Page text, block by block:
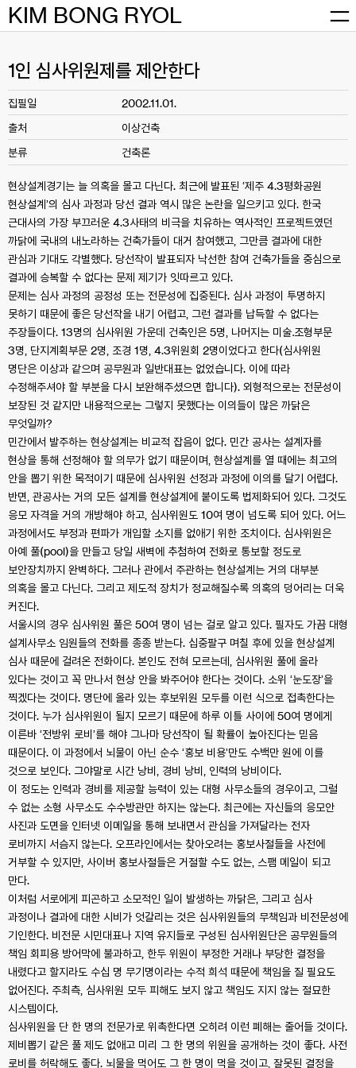
SkipKIM BONG RYOL
1인 심사위원제를 제안한다
집필일
2002.11.01.
출처
이상건축
분류
건축론
현상설계경기는 늘 의혹을 몰고 다닌다. 최근에 발표된 ‘제주 4.3평화공원
현상설계’의 심사 과정과 당선 결과 역시 많은 논란을 일으키고 있다. 한국
근대사의 가장 부끄러운 4.3사태의 비극을 치유하는 역사적인 프로젝트였던
까닭에 국내의 내노라하는 건축가들이 대거 참여했고, 그만큼 결과에 대한
관심과 기대도 각별했다. 당선작이 발표되자 낙선한 참여 건축가들을 중심으로
결과에 승복할 수 없다는 문제 제기가 잇따르고 있다.
문제는 심사 과정의 공정성 또는 전문성에 집중된다. 심사 과정이 투명하지
못하기 때문에 좋은 당선작을 내기 어렵고, 그런 결과를 납득할 수 없다는
주장들이다. 13명의 심사위원 가운데 건축인은 5명, 나머지는 미술․조형부문
3명, 단지계획부문 2명, 조경 1명, 4.3위원회 2명이었다고 한다(심사위원
명단은 이상과 같으며 공무원과 일반대표는 없었습니다. 이에 따라
수정해주셔야 할 부분을 다시 보완해주셨으면 합니다). 외형적으로는 전문성이
보장된 것 같지만 내용적으로는 그렇지 못했다는 이의들이 많은 까닭은
무엇일까?
민간에서 발주하는 현상설계는 비교적 잡음이 없다. 민간 공사는 설계자를
현상을 통해 선정해야 할 의무가 없기 때문이며, 현상설계를 열 때에는 최고의
안을 뽑기 위한 목적이기 때문에 심사위원 선정과 과정에 이의를 달기 어렵다.
반면, 관공사는 거의 모든 설계를 현상설계에 붙이도록 법제화되어 있다. 그것도
응모 자격을 거의 개방해야 하고, 심사위원도 10여 명이 넘도록 되어 있다. 어느
과정에서도 부정과 편파가 개입할 소지를 없애기 위한 조치이다. 심사위원은
아예 풀(pool)을 만들고 당일 새벽에 추첨하여 전화로 통보할 정도로
보안장치까지 완벽하다. 그러나 관에서 주관하는 현상설계는 거의 대부분
의혹을 몰고 다닌다. 그리고 제도적 장치가 정교해질수록 의혹의 덩어리는 더욱
커진다.
서울시의 경우 심사위원 풀은 50여 명이 넘는 걸로 알고 있다. 필자도 가끔 대형
설계사무소 임원들의 전화를 종종 받는다. 십중팔구 며칠 후에 있을 현상설계
심사 때문에 걸려온 전화이다. 본인도 전혀 모르는데, 심사위원 풀에 올라
있다는 것이고 꼭 만나서 현상 안을 봐주어야 한다는 것이다. 소위 ‘눈도장’을
찍겠다는 것이다. 명단에 올라 있는 후보위원 모두를 이런 식으로 접촉한다는
것이다. 누가 심사위원이 될지 모르기 때문에 하루 이틀 사이에 50여 명에게
이른바 ‘전방위 로비’를 해야 그나마 당선작이 될 확률이 높아진다는 믿음
때문이다. 이 과정에서 뇌물이 아닌 순수 ‘홍보 비용’만도 수백만 원에 이를
것으로 보인다. 그야말로 시간 낭비, 경비 낭비, 인력의 낭비이다.
이 정도는 인력과 경비를 제공할 능력이 있는 대형 사무소들의 경우이고, 그럴
수 없는 소형 사무소도 수수방관만 하지는 않는다. 최근에는 자신들의 응모안
사진과 도면을 인터넷 이메일을 통해 보내면서 관심을 가져달라는 전자
로비까지 서슴지 않는다. 오프라인에서는 찾아오려는 홍보사절들을 사전에
거부할 수 있지만, 사이버 홍보사절들은 거절할 수도 없는, 스팸 메일이 되고
만다.
이처럼 서로에게 피곤하고 소모적인 일이 발생하는 까닭은, 그리고 심사
과정이나 결과에 대한 시비가 엇갈리는 것은 심사위원들의 무책임과 비전문성에
기인한다. 비전문 시민대표나 지역 유지들로 구성된 심사위원단은 공무원들의
책임 회피용 방어막에 불과하고, 한두 위원이 부정한 거래나 부당한 결정을
내렸다고 할지라도 수십 명 무기명이라는 수적 희석 때문에 책임을 질 필요도
없어진다. 주최측, 심사위원 모두 피해도 보지 않고 책임도 지지 않는 절묘한
시스템이다.
심사위원을 단 한 명의 전문가로 위촉한다면 오히려 이런 폐해는 줄어들 것이다.
제비뽑기 같은 풀 제도 없애고 미리 그 한 명의 위원을 공개하는 것이 좋다. 사전
로비를 허락해도 좋다. 뇌물을 먹어도 그 한 명이 먹을 것이고, 잘못된 결정을